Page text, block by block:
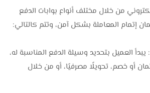
من خلال مختلف أنواع بوابات الدفع
إتمام المعاملة بشكل آمن، وتتم كالتالي:
: يبدأ العميل بتحديد وسيلة الدفع المناسبة له،
أو خصم، تحويلًا مصرفيًا، أو من خلال